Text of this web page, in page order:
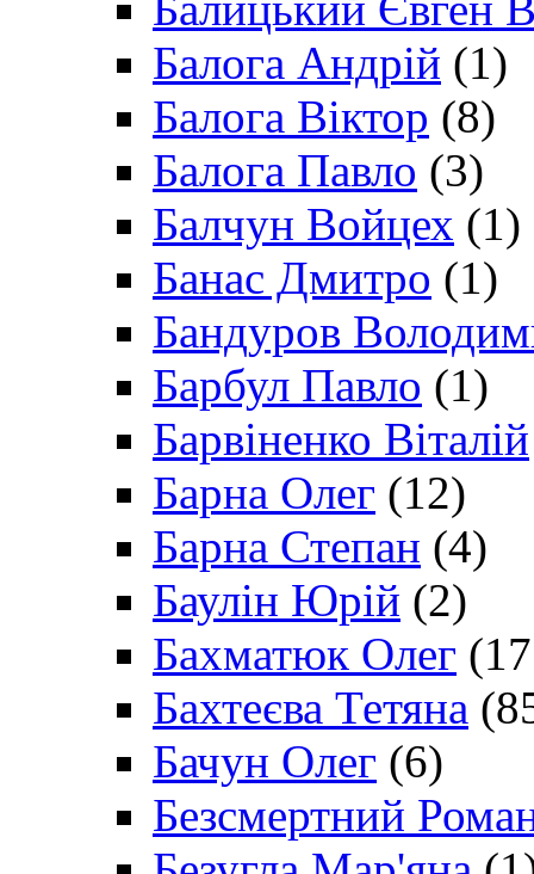
Балога Андрій (1)
Балога Віктор (8)
Балога Павло (3)
Балчун Войцех (1)
Банас Дмитро (1)
Бандуров
Барбул Павло (1)
Барвіненко Віталій
Барна Олег (12)
Барна Степан (4)
Баулін Юрій (2)
Бахматюк Олег
Бахтеєва Тетяна
Бачун Олег (6)
Безсмертний